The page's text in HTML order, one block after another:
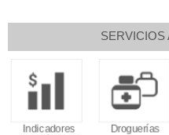
SERVICIOS
Indicadores
Droguerías